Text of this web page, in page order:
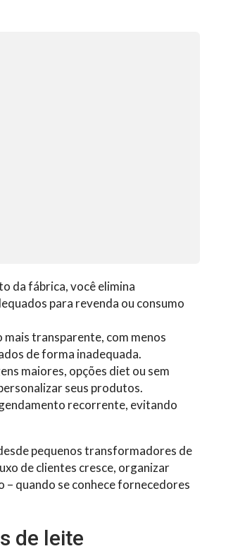
da fábrica, você elimina
para revenda ou consumo
transparente, com menos
de forma inadequada.
maiores, opções diet ou sem
seus produtos.
recorrente, evitando
pequenos transformadores de
de clientes cresce, organizar
– quando se conhece fornecedores
de leite